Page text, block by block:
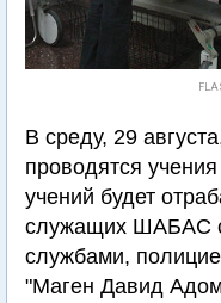
В среду, 29
проводятся
учений будет
служащих ШАБАС
службами,
"Маген Давид